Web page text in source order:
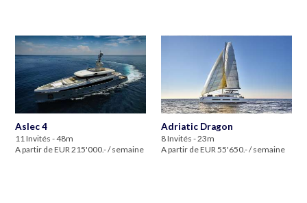
Aslec 4
11 Invités - 48m
A partir de EUR 215'000.- / semaine
Adriatic Dragon
8 Invités - 23m
A partir de EUR 55'650.- / semaine